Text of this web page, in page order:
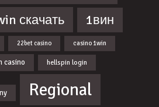
скачать 1вин
22bet casino casino 1win
casino hellspin login
Regional